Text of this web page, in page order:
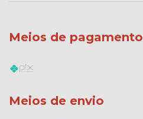
Meios de pagamento
Meios de envio